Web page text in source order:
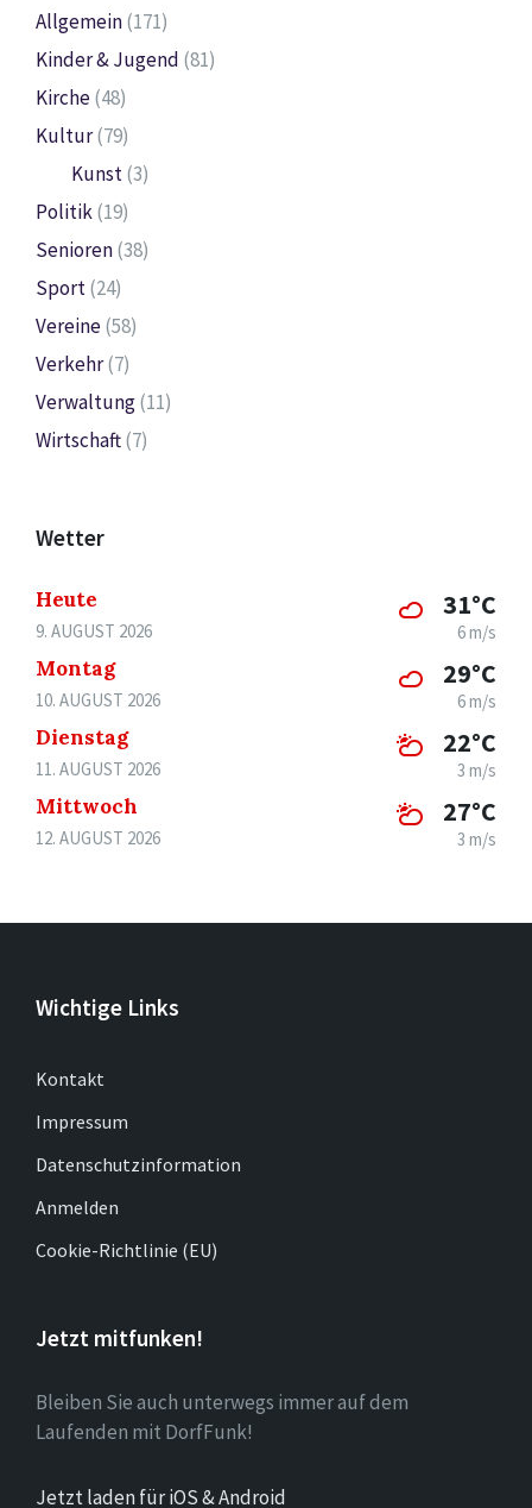
Allgemein(171)
Kinder & Jugend (81)
Kirche(48)
Kultur(79)
Kunst(3)
Politik(19)
Senioren(38)
Sport(24)
Vereine(58)
Verkehr(7)
Verwaltung(11)
Wirtschaft(7)
Wetter
Heute
9. AUGUST 2026
31°C
6 m/s
Montag
10. AUGUST 2026
29°C
6 m/s
Dienstag
11. AUGUST 2026
22°C
3 m/s
Mittwoch
12. AUGUST 2026
27°C
3 m/s
Wichtige Links
Kontakt
Impressum
Datenschutzinformation
Anmelden
Cookie-Richtlinie (EU)
Jetzt mitfunken!
Bleiben Sie auch unterwegs immer auf dem
Laufenden mit DorfFunk!
Jetzt laden für iOS & Android